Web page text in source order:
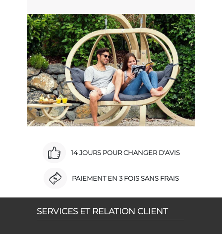
14 JOURS POUR CHANGER D'AVIS
PAIEMENT EN 3 FOIS SANS FRAIS
SERVICES ET RELATION CLIENT